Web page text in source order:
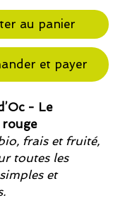
au panier
et payer
- Le
frais et fruité,
toutes les
et